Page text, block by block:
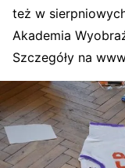
też w
Akademia
Szczegóły na